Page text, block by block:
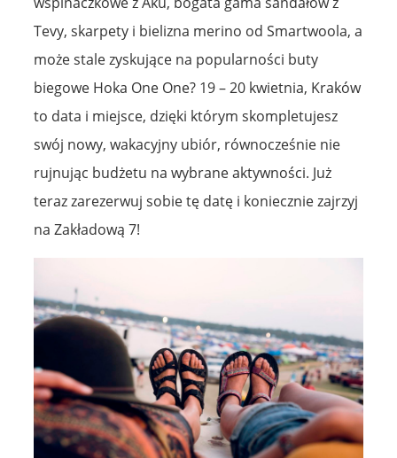
Tevy, skarpety i bielizna merino od Smartwoola, a
może stale zyskujące na popularności buty
biegowe Hoka One One? 19 – 20 kwietnia, Kraków
to data i miejsce, dzięki którym skompletujesz
swój nowy, wakacyjny ubiór, równocześnie nie
rujnując budżetu na wybrane aktywności. Już
teraz zarezerwuj sobie tę datę i koniecznie zajrzyj
na Zakładową 7!